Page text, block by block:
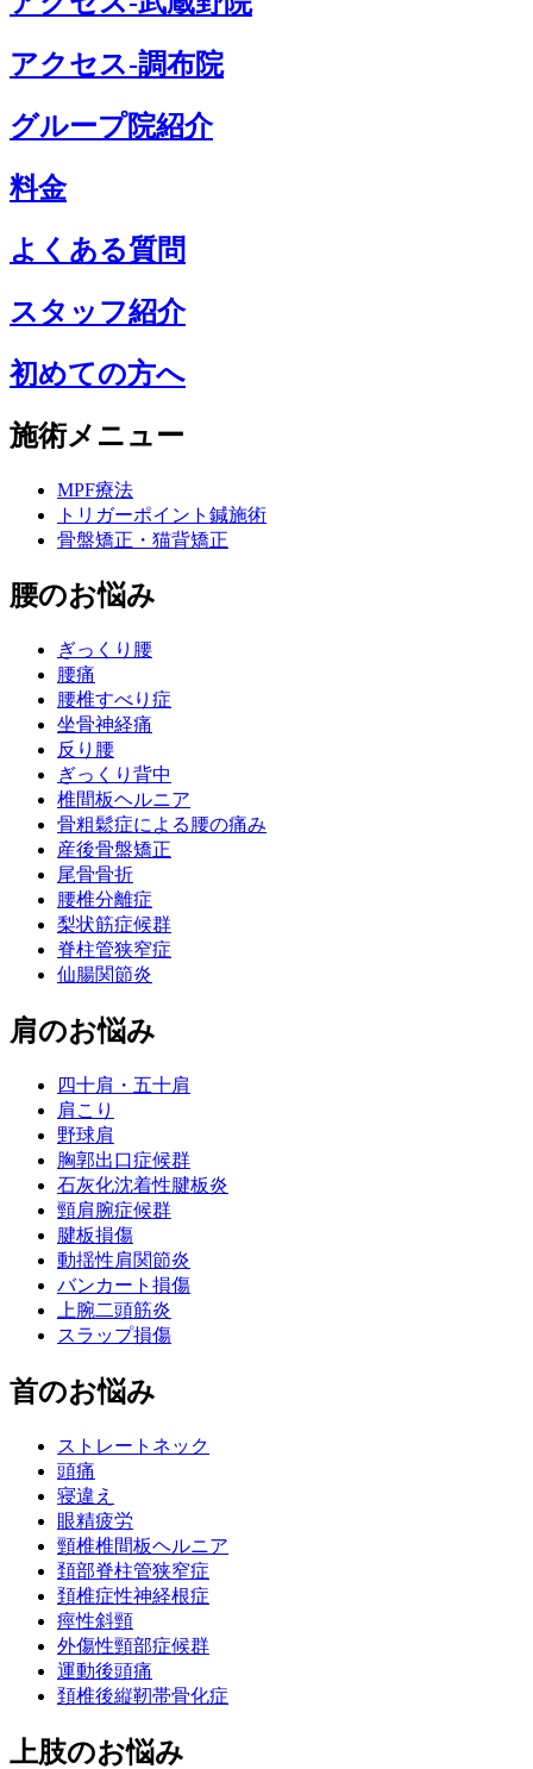
アクセス-調布院
グループ院紹介
料金
よくある質問
スタッフ紹介
初めての方へ
施術メニュー
MPF療法
トリガーポイント鍼施術
骨盤矯正・猫背矯正
腰のお悩み
ぎっくり腰
腰痛
腰椎すべり症
坐骨神経痛
反り腰
ぎっくり背中
椎間板ヘルニア
骨粗鬆症による腰の痛み
産後骨盤矯正
尾骨骨折
腰椎分離症
梨状筋症候群
脊柱管狭窄症
仙腸関節炎
肩のお悩み
四十肩・五十肩
肩こり
野球肩
胸郭出口症候群
石灰化沈着性腱板炎
頸肩腕症候群
腱板損傷
動揺性肩関節炎
バンカート損傷
上腕二頭筋炎
スラップ損傷
首のお悩み
ストレートネック
頭痛
寝違え
眼精疲労
頸椎椎間板ヘルニア
頚部脊柱管狭窄症
頚椎症性神経根症
痙性斜頸
外傷性頸部症候群
運動後頭痛
頚椎後縦靭帯骨化症
上肢のお悩み